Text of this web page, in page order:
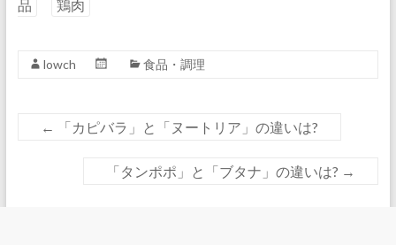
品 鶏肉
lowch 食品・調理
← 「カピバラ」と「ヌートリア」の違いは?
「タンポポ」と「ブタナ」の違いは? →